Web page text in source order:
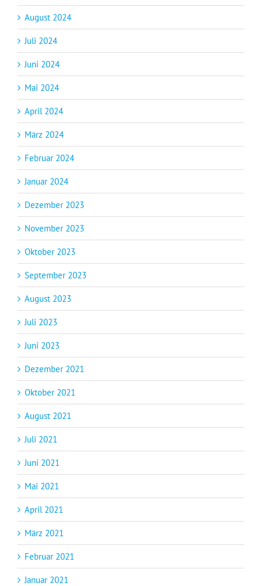
August 2024
Juli 2024
Juni 2024
Mai 2024
April 2024
März 2024
Februar 2024
Januar 2024
Dezember 2023
November 2023
Oktober 2023
September 2023
August 2023
Juli 2023
Juni 2023
Dezember 2021
Oktober 2021
August 2021
Juli 2021
Juni 2021
Mai 2021
April 2021
März 2021
Februar 2021
Januar 2021